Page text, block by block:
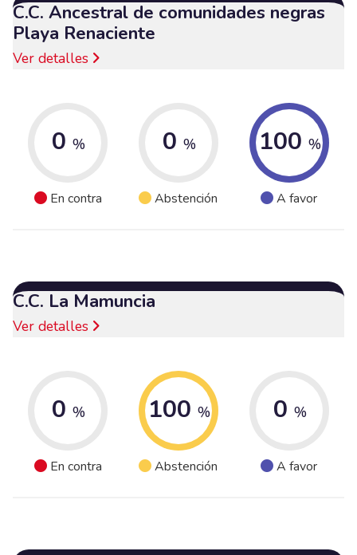
C.C. Ancestral de comunidades negras
Playa Renaciente
Ver detalles
0 %
En contra
0 %
Abstención
100 %
A favor
C.C. La Mamuncia
Ver detalles
0 %
En contra
100 %
Abstención
0 %
A favor